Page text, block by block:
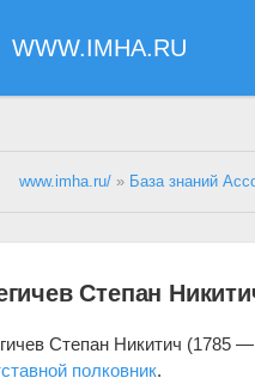
WWW.IMHA.RU
www.imha.ru/ » База знаний
Степан
Степан Никитич (1785
полковник.